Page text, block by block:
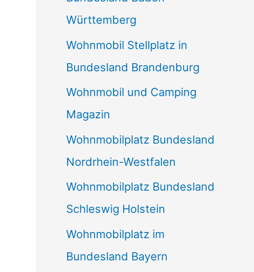
Württemberg
Wohnmobil Stellplatz in
Bundesland Brandenburg
Wohnmobil und Camping
Magazin
Wohnmobilplatz Bundesland
Nordrhein-Westfalen
Wohnmobilplatz Bundesland
Schleswig Holstein
Wohnmobilplatz im
Bundesland Bayern